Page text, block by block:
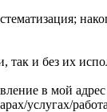
так и без их
в мой
услугах/